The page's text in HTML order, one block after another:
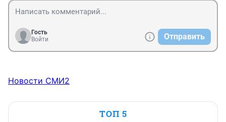
Гость
Войти
Отправить
Новости СМИ2
ТОП 5